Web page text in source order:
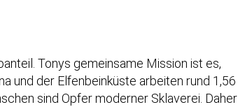
Tonys gemeinsame Mission ist es,
und der Elfenbeinküste arbeiten rund 1,56
sind Opfer moderner Sklaverei. Daher